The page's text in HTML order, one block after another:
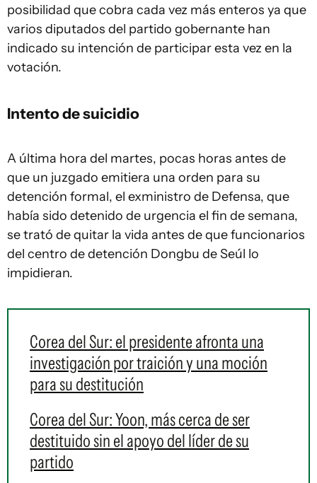
posibilidad que cobra cada vez más enteros ya que
varios diputados del partido gobernante han
indicado su intención de participar esta vez en la
votación.
Intento de suicidio
A última hora del martes, pocas horas antes de
que un juzgado emitiera una orden para su
detención formal, el exministro de Defensa, que
había sido detenido de urgencia el fin de semana,
se trató de quitar la vida antes de que funcionarios
del centro de detención Dongbu de Seúl lo
impidieran.
Corea del Sur: el presidente afronta una
investigación por traición y una moción
para su destitución
Corea del Sur: Yoon, más cerca de ser
destituido sin el apoyo del líder de su
partido